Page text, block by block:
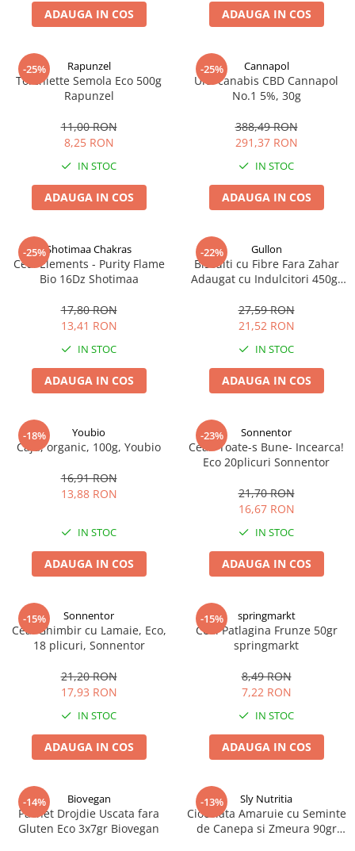
ADAUGA IN COS ADAUGA IN COS
-25% Rapunzel
Torchiette Semola Eco 500g
Rapunzel
11,00 RON
8,25 RON
IN STOC
ADAUGA IN COS
-25% Cannapol
Ulei canabis CBD Cannapol
No.1 5%, 30g
388,49 RON
291,37 RON
IN STOC
ADAUGA IN COS
-25%Shotimaa Chakras
Ceai Elements - Purity Flame
Bio 16Dz Shotimaa
17,80 RON
13,41 RON
IN STOC
ADAUGA IN COS
-22% Gullon
Biscuiti cu Fibre Fara Zahar
Adaugat cu Indulcitori 450gr
27,59 RON
21,52 RON
IN STOC
ADAUGA IN COS
-18% Youbio
Caju, organic, 100g, Youbio
16,91 RON
13,88 RON
IN STOC
ADAUGA IN COS
-23% Sonnentor
Ceai -Toate-s Bune- Incearca!
Eco 20plicuri Sonnentor
21,70 RON
16,67 RON
IN STOC
ADAUGA IN COS
-15% Sonnentor
Ceai Ghimbir cu Lamaie, Eco,
18 plicuri, Sonnentor
21,20 RON
17,93 RON
IN STOC
ADAUGA IN COS
-15% springmarkt
Ceai Patlagina Frunze 50gr
springmarkt
8,49 RON
7,22 RON
IN STOC
ADAUGA IN COS
-14% Biovegan
Pachet Drojdie Uscata fara
Gluten Eco 3x7gr Biovegan
-13% Sly Nutritia
Ciocolata Amaruie cu Seminte
de Canepa si Zmeura 90gr